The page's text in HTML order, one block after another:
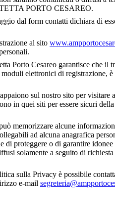
PORTO CESAREO.
dal form contatti dichiara di
al sito
Porto Cesareo garantisce che il
elettronici di registrazione,
sul nostro sito per
in quei siti per essere sicuri
memorizzare alcune
ad alcuna anagrafica
di proteggere o di garantire idonee
solamente a seguito di
sulla Privacy è possibile
e-mail